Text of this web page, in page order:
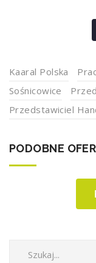
Kaaral Polska
Sośnicowice
Przedstawiciel
PODOBNE